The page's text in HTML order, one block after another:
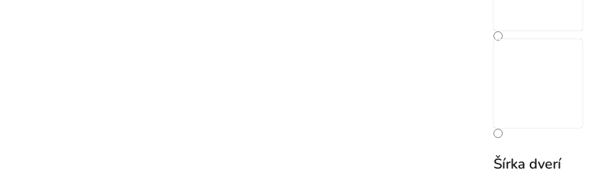
Šírka dverí